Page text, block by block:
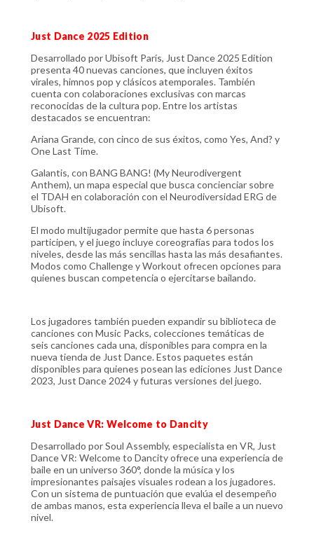
Just Dance 2025 Edition
Desarrollado por Ubisoft París, Just Dance 2025 Edition
presenta 40 nuevas canciones, que incluyen éxitos
virales, himnos pop y clásicos atemporales. También
cuenta con colaboraciones exclusivas con marcas
reconocidas de la cultura pop. Entre los artistas
destacados se encuentran:
Ariana Grande, con cinco de sus éxitos, como Yes, And? y
One Last Time.
Galantis, con BANG BANG! (My Neurodivergent
Anthem), un mapa especial que busca concienciar sobre
el TDAH en colaboración con el Neurodiversidad ERG de
Ubisoft.
El modo multijugador permite que hasta 6 personas
participen, y el juego incluye coreografías para todos los
niveles, desde las más sencillas hasta las más desafiantes.
Modos como Challenge y Workout ofrecen opciones para
quienes buscan competencia o ejercitarse bailando.
Los jugadores también pueden expandir su biblioteca de
canciones con Music Packs, colecciones temáticas de
seis canciones cada una, disponibles para compra en la
nueva tienda de Just Dance. Estos paquetes están
disponibles para quienes posean las ediciones Just Dance
2023, Just Dance 2024 y futuras versiones del juego.
Just Dance VR: Welcome to Dancity
Desarrollado por Soul Assembly, especialista en VR, Just
Dance VR: Welcome to Dancity ofrece una experiencia de
baile en un universo 360°, donde la música y los
impresionantes paisajes visuales rodean a los jugadores.
Con un sistema de puntuación que evalúa el desempeño
de ambas manos, esta experiencia lleva el baile a un nuevo
nivel.